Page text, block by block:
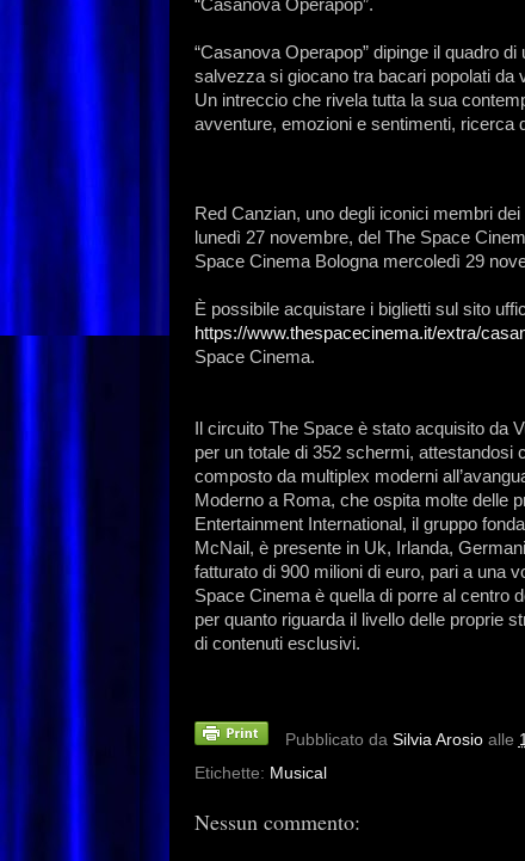
“Casanova Operapop”.
“Casanova Operapop” dipinge il quadro
salvezza si giocano tra bacari popolati da
Un intreccio che rivela tutta la sua
avventure, emozioni e sentimenti, ricerca
Red Canzian, uno degli iconici membri
lunedì 27 novembre, del The Space
Space Cinema Bologna mercoledì 29
È possibile acquistare i biglietti sul sito
https://www.thespacecinema.it/extra/
Space Cinema.
Il circuito The Space è stato acquisito da
per un totale di 352 schermi, attestandosi
composto da multiplex moderni
Moderno a Roma, che ospita molte delle
Entertainment International, il gruppo
McNail, è presente in Uk, Irlanda,
fatturato di 900 milioni di euro, pari a una
Space Cinema è quella di porre al centro
per quanto riguarda il livello delle proprie
di contenuti esclusivi.
Pubblicato da Silvia Arosio alle
Etichette: Musical
Nessun commento: